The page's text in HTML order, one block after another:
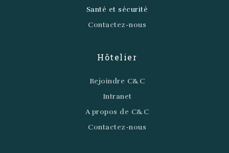
Santé et sécurité
Contactez-nous
Hôtelier
Rejoindre C&C
Intranet
A propos de C&C
Contactez-nous